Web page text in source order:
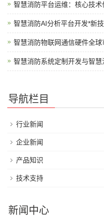
智慧消防平台运维：核心技
智慧消防AI分析平台开发*新
智慧消防物联网通信硬件全
智慧消防系统定制开发与智
导航栏目
行业新闻
企业新闻
产品知识
技术支持
新闻中心